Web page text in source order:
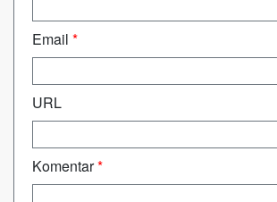
Email *
URL
Komentar*